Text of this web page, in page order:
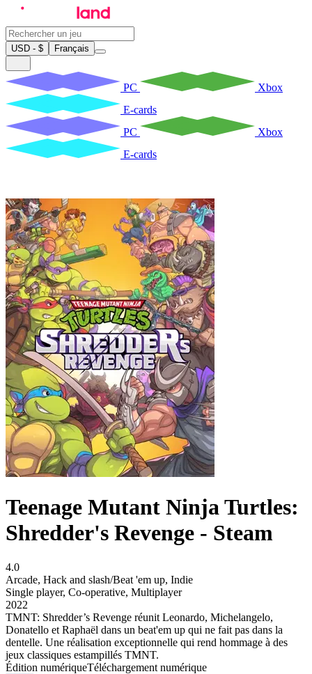
USD - $ Français
PC
Xbox
E-cards
PC
Xbox
E-cards
Teenage Mutant Ninja Turtles:
Shredder's Revenge - Steam
4.0
Arcade, Hack and slash/Beat 'em up, Indie
Single player, Co-operative, Multiplayer
2022
TMNT: Shredder’s Revenge réunit Leonardo, Michelangelo,
Donatello et Raphaël dans un beat'em up qui ne fait pas dans la
dentelle. Une réalisation exceptionnelle qui rend hommage à des
jeux classiques estampillés TMNT.
Édition numériqueTéléchargement numérique